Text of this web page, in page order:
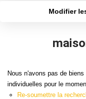
Modifier
Nous n'avons pas de
individuelles pour le
Re-soumettre la